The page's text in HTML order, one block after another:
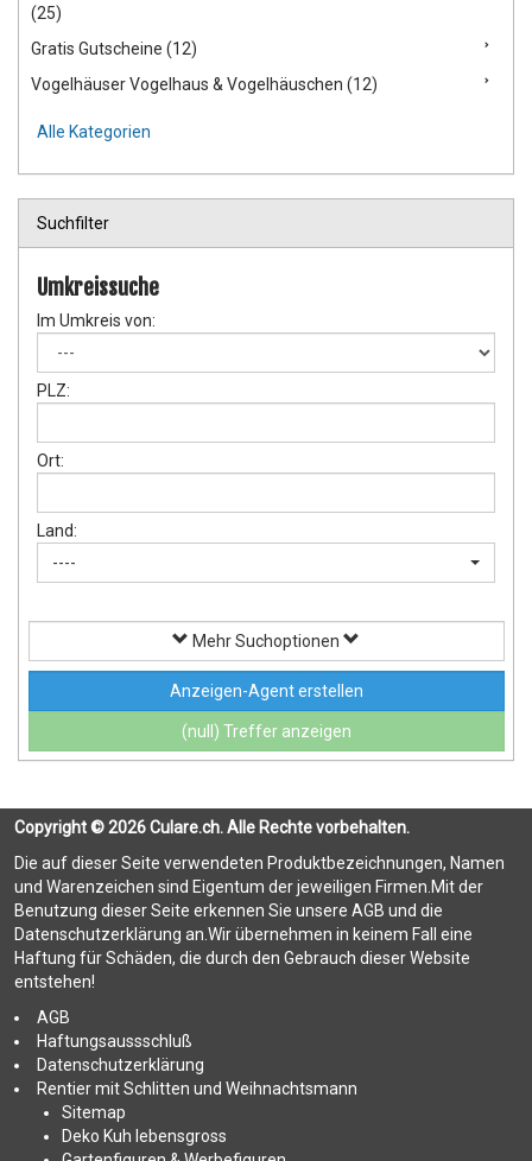
(25)
Gratis Gutscheine (12)
Vogelhäuser Vogelhaus & Vogelhäuschen (12)
Alle Kategorien
Suchfilter
Umkreissuche
Im Umkreis von:
PLZ:
Ort:
Land:
----
Mehr Suchoptionen
Anzeigen-Agent erstellen
(null) Treffer anzeigen
Copyright © 2026 Culare.ch. Alle Rechte vorbehalten.
Die auf dieser Seite verwendeten Produktbezeichnungen, Namen
und Warenzeichen sind Eigentum der jeweiligen Firmen.Mit der
Benutzung dieser Seite erkennen Sie unsere AGB und die
Datenschutzerklärung an.Wir übernehmen in keinem Fall eine
Haftung für Schäden, die durch den Gebrauch dieser Website
entstehen!
AGB
Haftungsaussschluß
Datenschutzerklärung
Rentier mit Schlitten und Weihnachtsmann
Sitemap
Deko Kuh lebensgross